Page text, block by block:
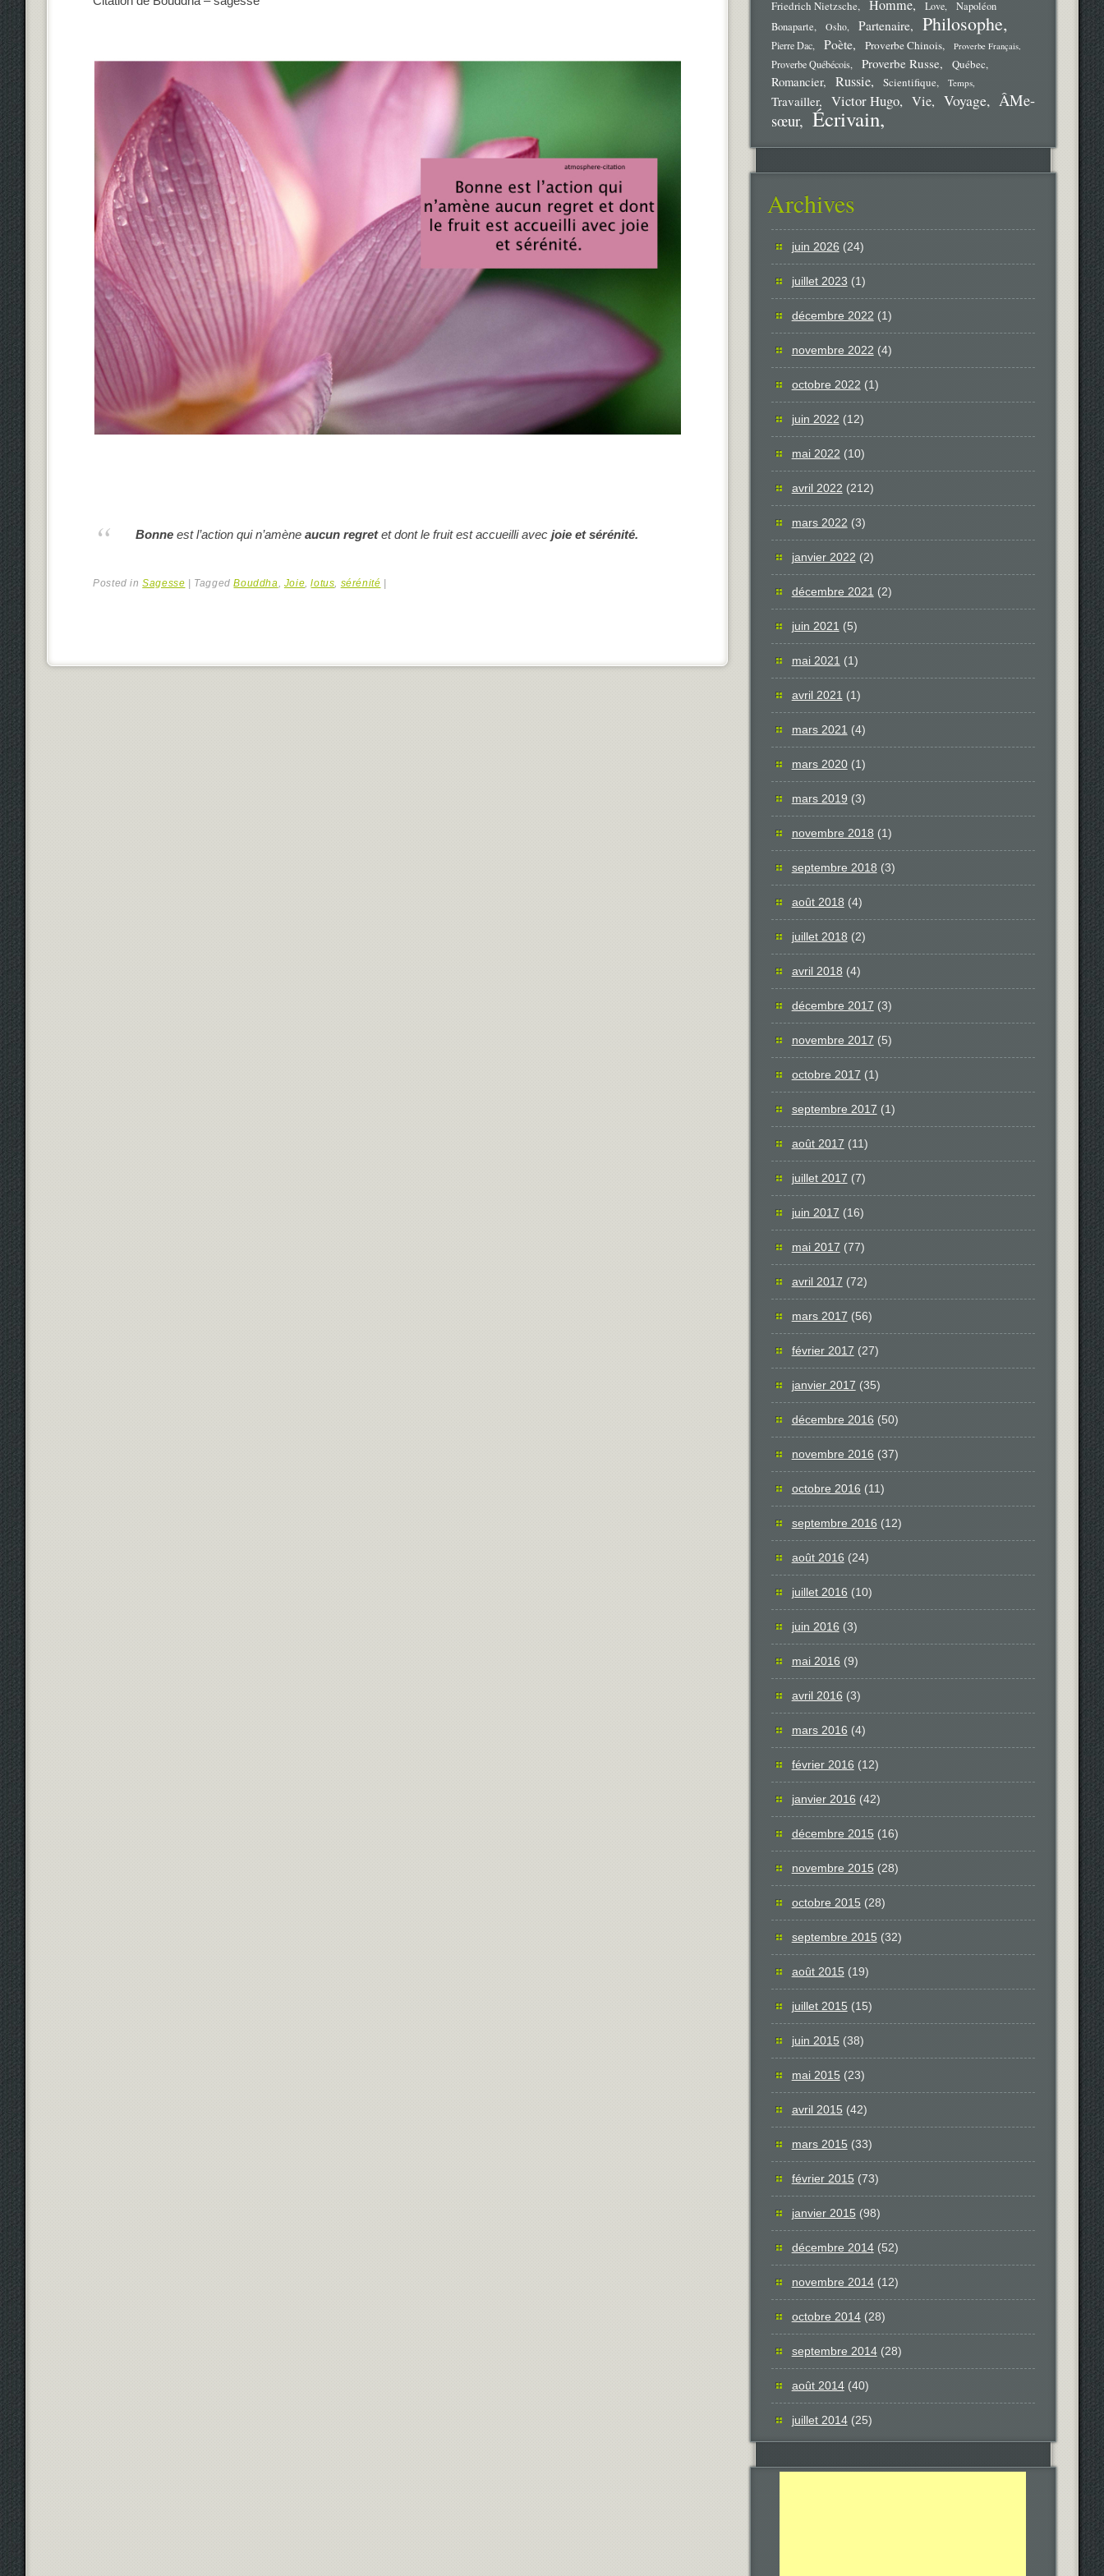
Bonne est l’action qui n’amène aucun regretet dont le fruit est accueilli avecjoie et sérénité.
Posted inSagesse TaggedBouddha, Joie,lotus, sérénité
Friedrich Nietzsche Homme Love
Napoléon
Bonaparte
Osho Partenaire Philosophe
Pierre Dac Poète Proverbe Chinois Proverbe Français
Proverbe Québécois Proverbe Russe Québec
Romancier Russie Scientifique Temps
Travailler Victor Hugo Vie Voyage
ÂMe-
sœur
Écrivain
Archives
juin 2026 (24)
juillet 2023 (1)
décembre 2022 (1)
novembre 2022 (4)
octobre 2022 (1)
juin 2022 (12)
mai 2022 (10)
avril 2022 (212)
mars 2022 (3)
janvier 2022 (2)
décembre 2021 (2)
juin 2021 (5)
mai 2021 (1)
avril 2021 (1)
mars 2021 (4)
mars 2020(1)
mars 2019 (3)
novembre 2018 (1)
septembre 2018 (3)
août 2018 (4)
juillet 2018 (2)
avril 2018 (4)
décembre 2017 (3)
novembre 2017 (5)
octobre 2017 (1)
septembre 2017 (1)
août 2017 (11)
juillet 2017 (7)
juin 2017 (16)
mai 2017 (77)
avril 2017 (72)
mars 2017 (56)
février 2017 (27)
janvier 2017 (35)
décembre 2016 (50)
novembre 2016 (37)
octobre 2016 (11)
septembre 2016 (12)
août 2016 (24)
juillet 2016 (10)
juin 2016 (3)
mai 2016 (9)
avril 2016 (3)
mars 2016 (4)
février 2016 (12)
janvier 2016 (42)
décembre 2015(16)
novembre 2015(28)
octobre 2015(28)
septembre 2015(32)
août 2015(19)
juillet 2015(15)
juin 2015(38)
mai 2015 (23)
avril 2015(42)
mars 2015(33)
février 2015(73)
janvier 2015(98)
décembre 2014(52)
novembre 2014(12)
octobre 2014(28)
septembre 2014(28)
août 2014(40)
juillet 2014(25)